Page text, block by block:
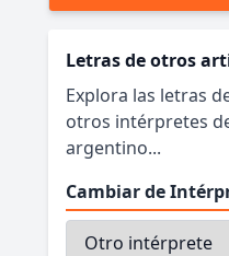
Letras de otros
Explora las letras
otros intérpretes
argentino...
Cambiar de